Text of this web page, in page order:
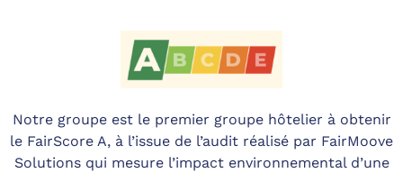
Notre groupe est le premier groupe hôtelier à obtenir
le FairScore A, à l’issue de l’audit réalisé par FairMoove
Solutions qui mesure l’impact environnemental d’une